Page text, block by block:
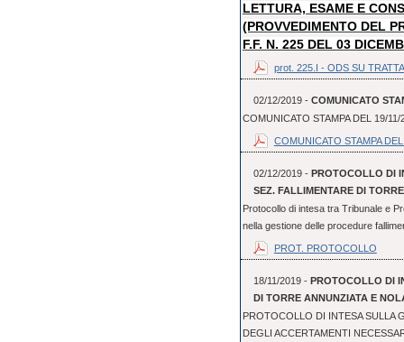
LETTURA, ESAME E
(PROVVEDIMENTO DEL
F.F. N. 225 DEL 03
prot. 225.I - ODS SU
02/12/2019 - COMUNICATO
COMUNICATO STAMPA DEL 19/11/
COMUNICATO STAMPA
02/12/2019 - PROTOCOLLO DI
SEZ. FALLIMENTARE DI
Protocollo di intesa tra Tribunale e
nella gestione delle procedure
PROT. PROTOCOLLO
18/11/2019 - PROTOCOLLO DI
DI TORRE ANNUNZIATA E
PROTOCOLLO DI INTESA SULLA
DEGLI ACCERTAMENTI